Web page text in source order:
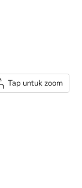
Tap untuk zoom